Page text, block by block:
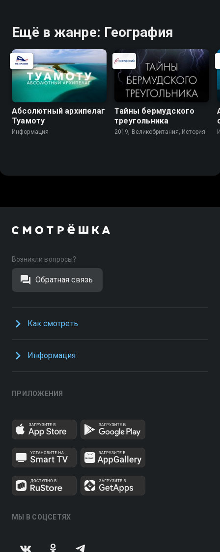
Ещё в жанре: География
Абсолютный архипелаг
Туамоту
Информация
Тайны бермудского
треугольника
2019, Великобритания, История
Возникли вопросы?
Обратная связь
Как смотреть
Информация
ПРИЛОЖЕНИЯ
МЫ В СОЦСЕТЯХ